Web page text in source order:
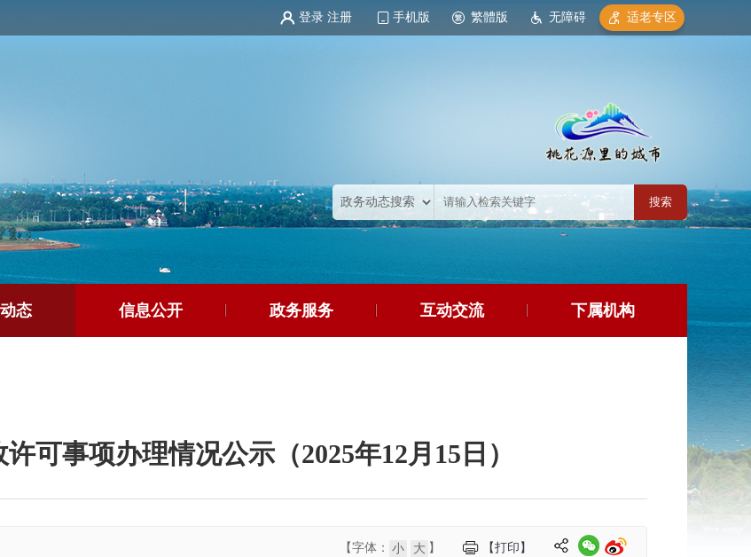
登录 注册 手机版 繁體版 无障碍 适老专区
态 信息公开 政务服务 互动交流 下属机构
可事项办理情况公示（2025年12月15日）
【打印】
【字体： 小 大 】